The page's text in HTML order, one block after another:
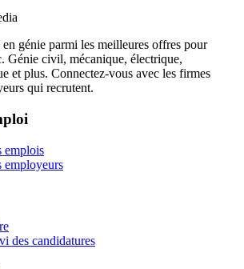
génie parmi les meilleures offres pour
Génie civil, mécanique, électrique,
et plus. Connectez-vous avec les firmes
qui recrutent.
emplois
employeurs
des candidatures